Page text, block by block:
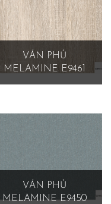
VÁN PHỦ
MELAMINE E9461
VÁN PHỦ
MELAMINE E9450